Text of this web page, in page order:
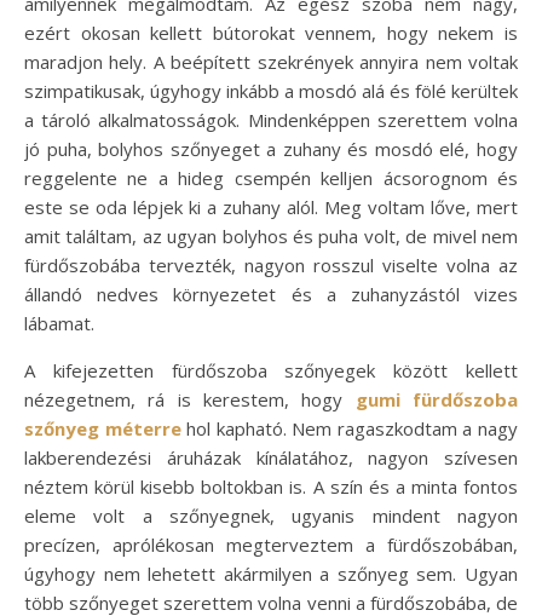
ezért okosan kellett bútorokat vennem, hogy nekem is
maradjon hely. A beépített szekrények annyira nem voltak
szimpatikusak, úgyhogy inkább a mosdó alá és fölé kerültek
a tároló alkalmatosságok. Mindenképpen szerettem volna
jó puha, bolyhos szőnyeget a zuhany és mosdó elé, hogy
reggelente ne a hideg csempén kelljen ácsorognom és
este se oda lépjek ki a zuhany alól. Meg voltam lőve, mert
amit találtam, az ugyan bolyhos és puha volt, de mivel nem
fürdőszobába tervezték, nagyon rosszul viselte volna az
állandó nedves környezetet és a zuhanyzástól vizes
lábamat.
A kifejezetten fürdőszoba szőnyegek között kellett
nézegetnem, rá is kerestem, hogy gumi fürdőszoba
szőnyeg méterrehol kapható. Nem ragaszkodtam a nagy
lakberendezési áruházak kínálatához, nagyon szívesen
néztem körül kisebb boltokban is. A szín és a minta fontos
eleme volt a szőnyegnek, ugyanis mindent nagyon
precízen, aprólékosan megterveztem a fürdőszobában,
úgyhogy nem lehetett akármilyen a szőnyeg sem. Ugyan
több szőnyeget szerettem volna venni a fürdőszobába, de